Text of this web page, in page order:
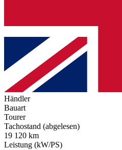
Händler
Bauart
Tourer
Tachostand (abgelesen)
19 120 km
Leistung (kW/PS)